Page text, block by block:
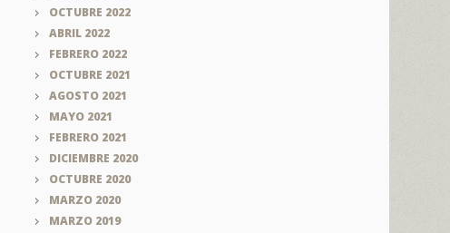
OCTUBRE 2022
ABRIL 2022
FEBRERO 2022
OCTUBRE 2021
AGOSTO 2021
MAYO 2021
FEBRERO 2021
DICIEMBRE 2020
OCTUBRE 2020
MARZO 2020
MARZO 2019